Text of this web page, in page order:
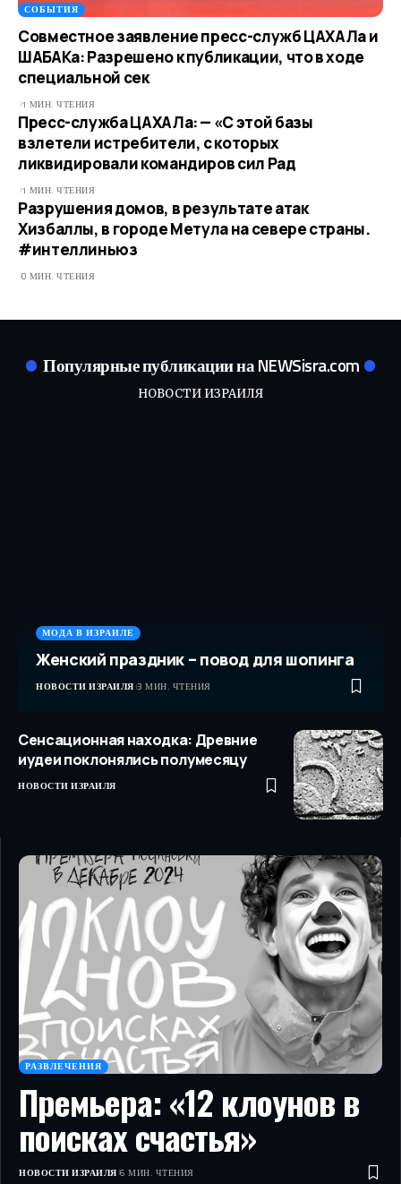
СОБЫТИЯ
Совместное заявление пресс-служб ЦАХАЛа и
ШАБАКа: Разрешено к публикации, что в ходе
специальной сек
1 МИН. ЧТЕНИЯ
Пресс-служба ЦАХАЛа: — «С этой базы
взлетели истребители, с которых
ликвидировали командиров сил Рад
1 МИН. ЧТЕНИЯ
Разрушения домов, в результате атак
Хизбаллы, в городе Метула на севере страны.
#интеллиньюз
0 МИН. ЧТЕНИЯ
Популярные публикации на NEWSisra.com
НОВОСТИ ИЗРАИЛЯ
МОДА В ИЗРАИЛЕ
Женский праздник – повод для шопинга
НОВОСТИ ИЗРАИЛЯ 3 МИН. ЧТЕНИЯ
Сенсационная находка: Древние
иудеи поклонялись полумесяцу
НОВОСТИ ИЗРАИЛЯ
РАЗВЛЕЧЕНИЯ
Премьера: «12 клоунов в
поисках счастья»
НОВОСТИ ИЗРАИЛЯ 6 МИН. ЧТЕНИЯ